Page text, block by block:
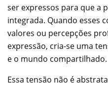
ser expressos para que a
integrada. Quando esses
valores ou percepções
expressão, cria-se uma
e o mundo compartilhado.
Essa tensão não é